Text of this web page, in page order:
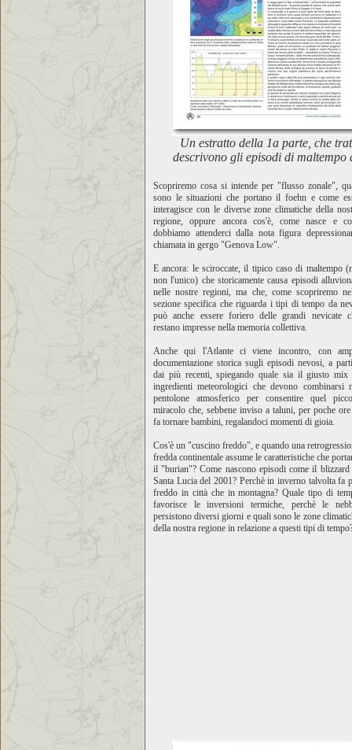
Un estratto della 1a parte, che
descrivono gli episodi di maltempo
Scopriremo cosa si intende per "flusso zonale",
sono le situazioni che portano il foehn e come
interagisce con le diverse zone climatiche della
regione, oppure ancora cos'è, come nasce e
dobbiamo attenderci dalla nota figura
chiamata in gergo "Genova Low".
E ancora: le sciroccate, il tipico caso di maltempo
non l'unico) che storicamente causa episodi
nelle nostre regioni, ma che, come scopriremo
sezione specifica che riguarda i tipi di tempo da
può anche essere foriero delle grandi nevicate
restano impresse nella memoria collettiva.
Anche qui l'Atlante ci viene incontro, con
documentazione storica sugli episodi nevosi, a
dai più recenti, spiegando quale sia il giusto mix
ingredienti meteorologici che devono combinarsi
pentolone atmosferico per consentire quel
miracolo che, sebbene inviso a taluni, per poche
fa tornare bambini, regalandoci momenti di gioia.
Cos'è un "cuscino freddo", e quando una
fredda continentale assume le caratteristiche che
il "burian"? Come nascono episodi come il
Santa Lucia del 2001? Perchè in inverno talvolta fa
freddo in città che in montagna? Quale tipo di
favorisce le inversioni termiche, perchè le
persistono diversi giorni e quali sono le zone
della nostra regione in relazione a questi tipi di